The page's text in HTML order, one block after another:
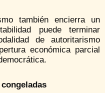
también encierra un
puede terminar
de autoritarismo
económica parcial